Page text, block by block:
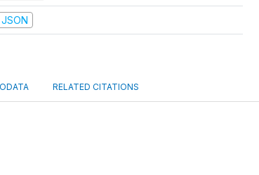
JSON
RELATED CITATIONS